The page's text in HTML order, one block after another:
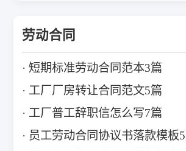
劳动合同
短期标准劳动合同范本3篇
工厂厂房转让合同范文5篇
工厂普工辞职信怎么写7篇
员工劳动合同协议书落款模板